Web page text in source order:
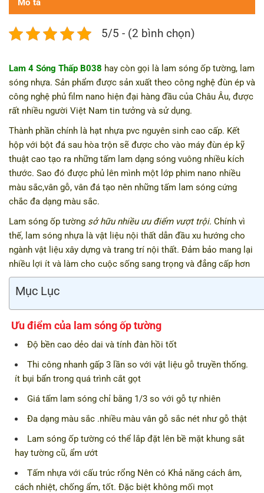
5/5 - (2 bình chọn)
Lam 4 Sóng Thấp B038 hay còn gọi là lam sóng ốp tường, lam
sóng nhựa. Sản phẩm được sản xuất theo công nghệ đùn ép và
công nghệ phủ film nano hiện đại hàng đầu của Châu Âu, được
rất nhiều người Việt Nam tin tưởng và sử dụng.
Thành phần chính là hạt nhựa pvc nguyên sinh cao cấp. Kết
hộp với bột đá sau hòa trộn sẽ được cho vào máy đùn ép kỹ
thuật cao tạo ra những tấm lam dạng sóng vuông nhiều kích
thước. Sao đó được phủ lên mình một lớp phim nano nhiều
màu sắc,vân gỗ, vân đá tạo nên những tấm lam sóng cứng
chắc đa dạng màu sắc.
Lam sóng ốp tường sở hữu nhiều ưu điểm vượt trội. Chính vì
thế, lam sóng nhựa là vật liệu nội thất dẫn đầu xu hướng cho
ngành vật liệu xây dựng và trang trí nội thất. Đảm bảo mang lại
nhiều lợi ít và làm cho cuộc sống sang trọng và đẳng cấp hơn
Mục Lục
Ưu điểm của lam sóng ốp tường
Độ bền cao dẻo dai và tính đàn hồi tốt
Thi công nhanh gấp 3 lần so với vật liệu gỗ truyền thống.
ít bụi bẩn trong quá trình cắt gọt
Giá tấm lam sóng chỉ bằng 1/3 so với gỗ tự nhiên
Đa dạng màu sắc .nhiều màu vân gỗ sắc nét như gỗ thật
Lam sóng ốp tường có thể lắp đặt lên bề mặt khung sắt
hay tường cũ, ẩm ướt
Tấm nhựa với cấu trúc rổng Nên có Khả năng cách âm,
cách nhiệt, chống ẩm, tốt. Đặc biệt không mối mọt